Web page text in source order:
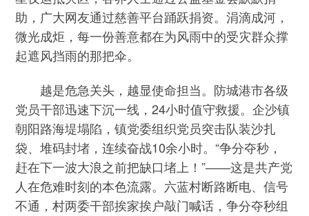
助，广大网友通过慈善平台踊跃捐资。涓滴成河，
微光成炬，每一份善意都在为风雨中的受灾群众撑
起遮风挡雨的那把伞。
越是危急关头，越显使命担当。防城港市各级
党员干部迅速下沉一线，24小时值守救援。企沙镇
朝阳路海堤塌陷，镇党委组织党员突击队装沙扎
袋、堆码封堵，连续奋战10余小时。“争分夺秒，
赶在下一波大浪之前把缺口堵上！”——这是共产党
人在危难时刻的本色流露。六蓝村断路断电、信号
不通，村两委干部挨家挨户敲门喊话，争分夺秒组